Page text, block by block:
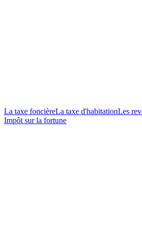
La taxe foncièreLa taxe d'habitationLes
Impôt sur la fortune